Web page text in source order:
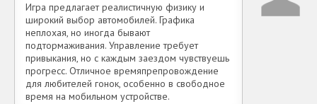
Игра предлагает реалистичную физику и
широкий выбор автомобилей. Графика
неплохая, но иногда бывают
подтормаживания. Управление требует
привыкания, но с каждым заездом чувствуешь
прогресс. Отличное времяпрепровождение
для любителей гонок, особенно в свободное
время на мобильном устройстве.